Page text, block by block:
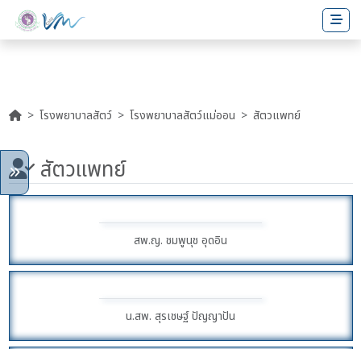
โรงพยาบาลสัตว์ โรงพยาบาลสัตว์แม่ออน สัตวแพทย์
สัตวแพทย์
สพ.ญ. ชมพูนุช อุดอิน
น.สพ. สุรเชษฐ์ ปัญญาปัน